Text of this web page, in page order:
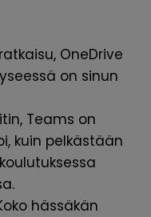
OneDrive
on sinun
Teams on
kuin pelkästään
hässäkän